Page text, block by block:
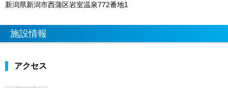
新潟県新潟市西蒲区岩室温泉772番地1
施設情報
アクセス